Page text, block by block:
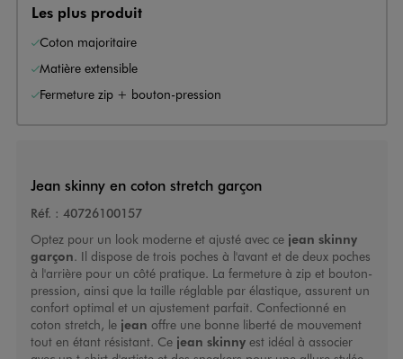
Les plus produit
Coton majoritaire
Matière extensible
Fermeture zip + bouton-pression
Jean skinny en coton stretch garçon
Réf. : 40726100157
Optez pour un look moderne et ajusté avec ce jean skinny
garçon. Il dispose de trois poches à l'avant et de deux poches
à l'arrière pour un côté pratique. La fermeture à zip et bouton-
pression, ainsi que la taille réglable par élastique, assurent un
confort optimal et un ajustement parfait. Confectionné en
coton stretch, le jean offre une bonne liberté de mouvement
tout en étant résistant. Ce jean skinnyest idéal à associer